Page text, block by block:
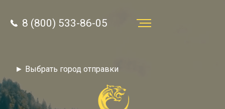
► Выбрать город отправки
8 (800) 533-86-05